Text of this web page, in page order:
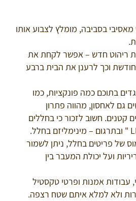
בסביבה, מומלץ לצבוע אותו
ריהוט חדש – אפשר לקחת את
וכך לרענן את הבית ברבע
בתוכם כמה פונקציות, כמו
גם לאחסון, מהווה פתרון
קטנים. חשוב לזכור כי בחללים
של פריטים בחלל, ניתן לשמור
ועל יכולת המעבר בין
עבודות אמנות ופרטי טקסטיל
ולא למלא איתם שטח רצפה.